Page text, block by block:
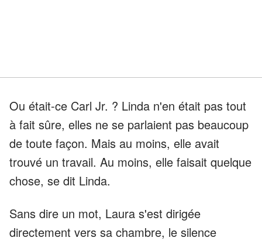
Ou était-ce Carl Jr. ? Linda n'en était pas tout
à fait sûre, elles ne se parlaient pas beaucoup
de toute façon. Mais au moins, elle avait
trouvé un travail. Au moins, elle faisait quelque
chose, se dit Linda.
Sans dire un mot, Laura s'est dirigée
directement vers sa chambre, le silence